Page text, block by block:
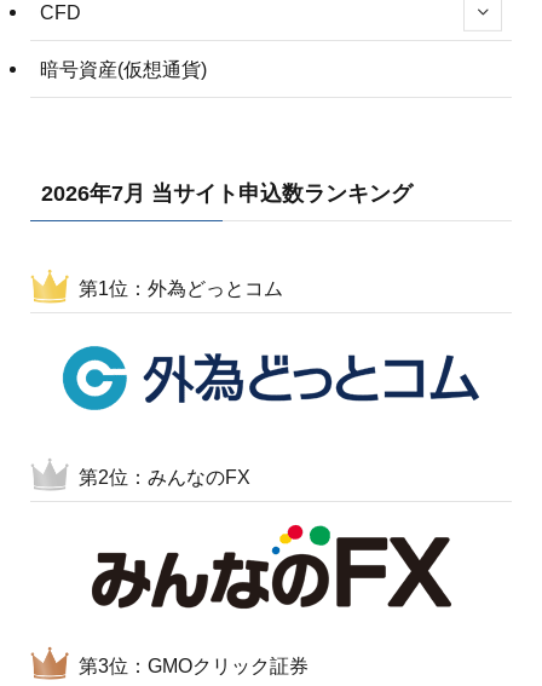
CFD
暗号資産(仮想通貨)
2026年7月 当サイト申込数ランキング
第1位：外為どっとコム
第2位：みんなのFX
第3位：GMOクリック証券